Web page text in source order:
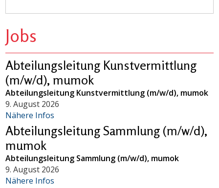
Jobs
Abteilungsleitung Kunstvermittlung
(m/w/d), mumok
Abteilungsleitung Kunstvermittlung (m/w/d), mumok
9. August 2026
Nähere Infos
Abteilungsleitung Sammlung (m/w/d),
mumok
Abteilungsleitung Sammlung (m/w/d), mumok
9. August 2026
Nähere Infos